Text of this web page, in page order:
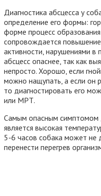
Диагностика абсцесса у
определение его формы:
форме процесс
сопровождается
активности, нарушениями
абсцесс опаснее, так как
непросто. Хорошо, если
можно нащупать, а если он
то диагностировать его
или МРТ.
Самым опасным симптомом
является высокая
5-6 часов собака может
перенести перегрев